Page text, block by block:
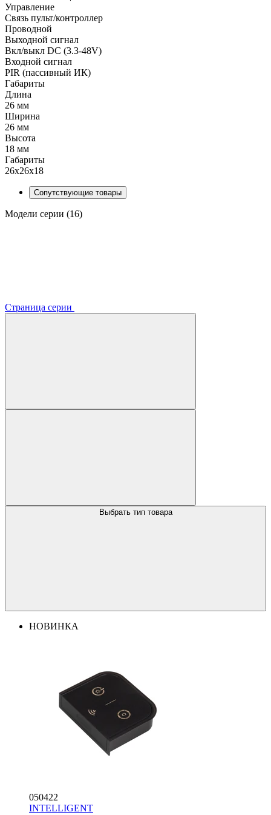
Управление
Связь пульт/контроллер
Проводной
Выходной сигнал
Вкл/выкл DC (3.3-48V)
Входной сигнал
PIR (пассивный ИК)
Габариты
Длина
26 мм
Ширина
26 мм
Высота
18 мм
Габариты
26x26x18
Сопутствующие товары
Модели серии (16)
Страница серии
Выбрать тип товара
НОВИНКА
050422
INTELLIGENT